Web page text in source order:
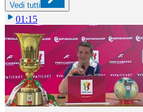
Vedi tutti
01:15